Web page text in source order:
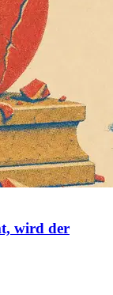
wird der